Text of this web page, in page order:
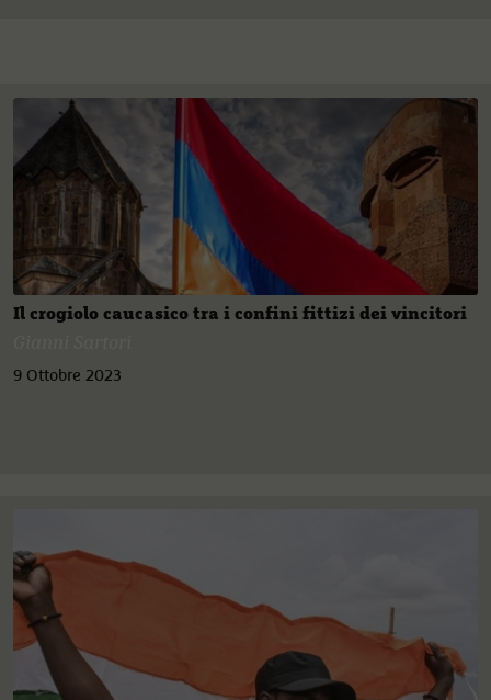
Il crogiolo caucasico tra i confini fittizi dei vincitori
9 Ottobre 2023